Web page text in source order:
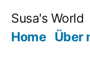
Inhalt
Susa's World
Home Über